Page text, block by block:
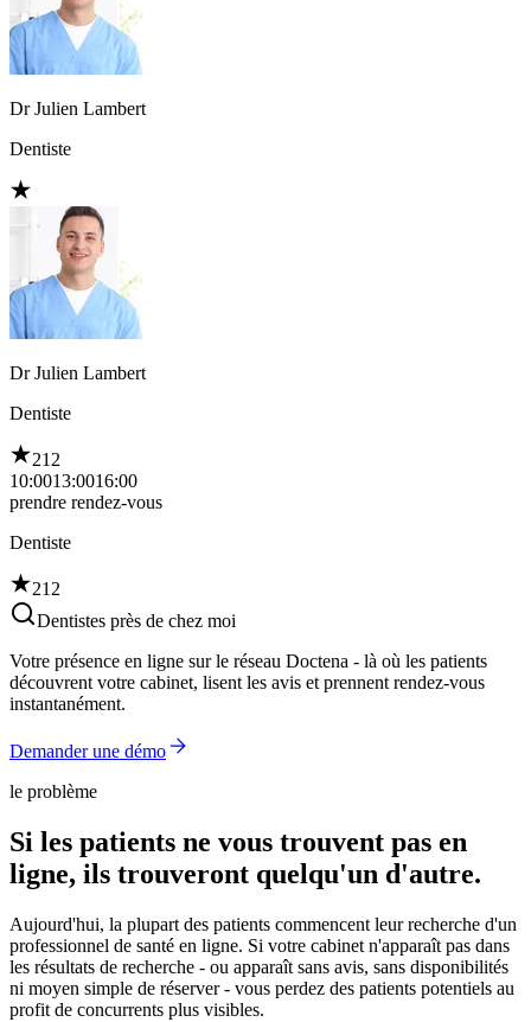
Dr Julien Lambert
Dentiste
Dr Julien Lambert
Dentiste
212
10:0013:0016:00
prendre rendez-vous
Dentiste
212
Dentistes près de chez moi
Votre présence en ligne sur le réseau Doctena - là où les patients
découvrent votre cabinet, lisent les avis et prennent rendez-vous
instantanément.
Demander une démo
le problème
Si les patients ne vous trouvent pas en
ligne, ils trouveront quelqu'un d'autre.
Aujourd'hui, la plupart des patients commencent leur recherche d'un
professionnel de santé en ligne. Si votre cabinet n'apparaît pas dans
les résultats de recherche - ou apparaît sans avis, sans disponibilités
ni moyen simple de réserver - vous perdez des patients potentiels au
profit de concurrents plus visibles.